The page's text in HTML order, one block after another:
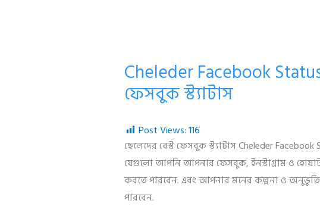
Cheleder Facebook
ফেসবুক স্ট্যাটাস
Post Views:116
ছেলেদের বেস্ট ফেসবুক স্ট্যাটাস Cheleder
যেগুলো আপনি আপনার ফেসবুক, ইনস্টাগ্রাম ও
করতে পারবেন. এবং আপনার মনের কল্পনা ও
পারবেন.